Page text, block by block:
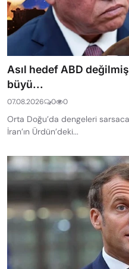
Asıl hedef ABD
büyü...
07.08.2026 0 0
Orta Doğu’da dengeleri
İran’ın Ürdün’deki...